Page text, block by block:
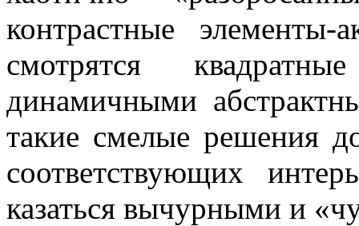
контрастные
смотрятся
динамичными
такие смелые решения
соответствующих
казаться вычурными и